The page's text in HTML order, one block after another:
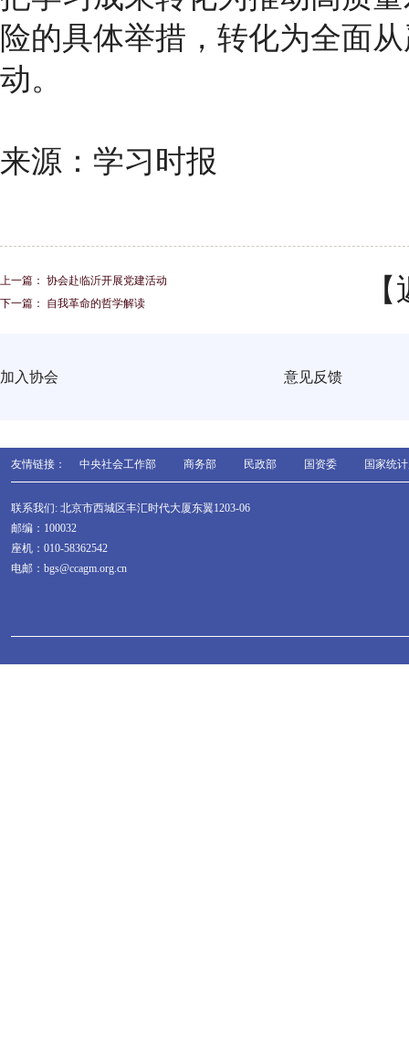
险的具体举措，转化为全面
动。
来源：学习时报
上一篇： 协会赴临沂开展党建活动
下一篇： 自我革命的哲学解读
加入协会 意见反馈
友情链接： 中央社会工作部 商务部 民政部 国资委 国家统
联系我们: 北京市西城区丰汇时代大厦东翼1203-06
邮编：100032
座机：010-58362542
电邮：bgs@ccagm.org.cn